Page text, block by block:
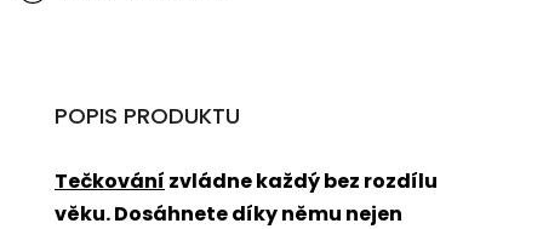
POPIS PRODUKTU
Tečkování zvládne každý bez rozdílu
věku. Dosáhnete díky němu nejen